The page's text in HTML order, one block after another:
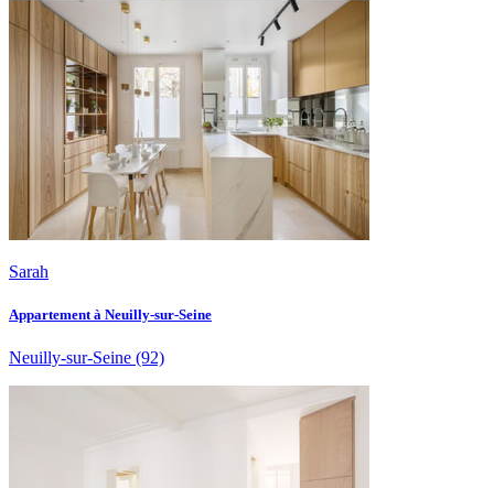
Sarah
Appartement à Neuilly-sur-Seine
Neuilly-sur-Seine (92)